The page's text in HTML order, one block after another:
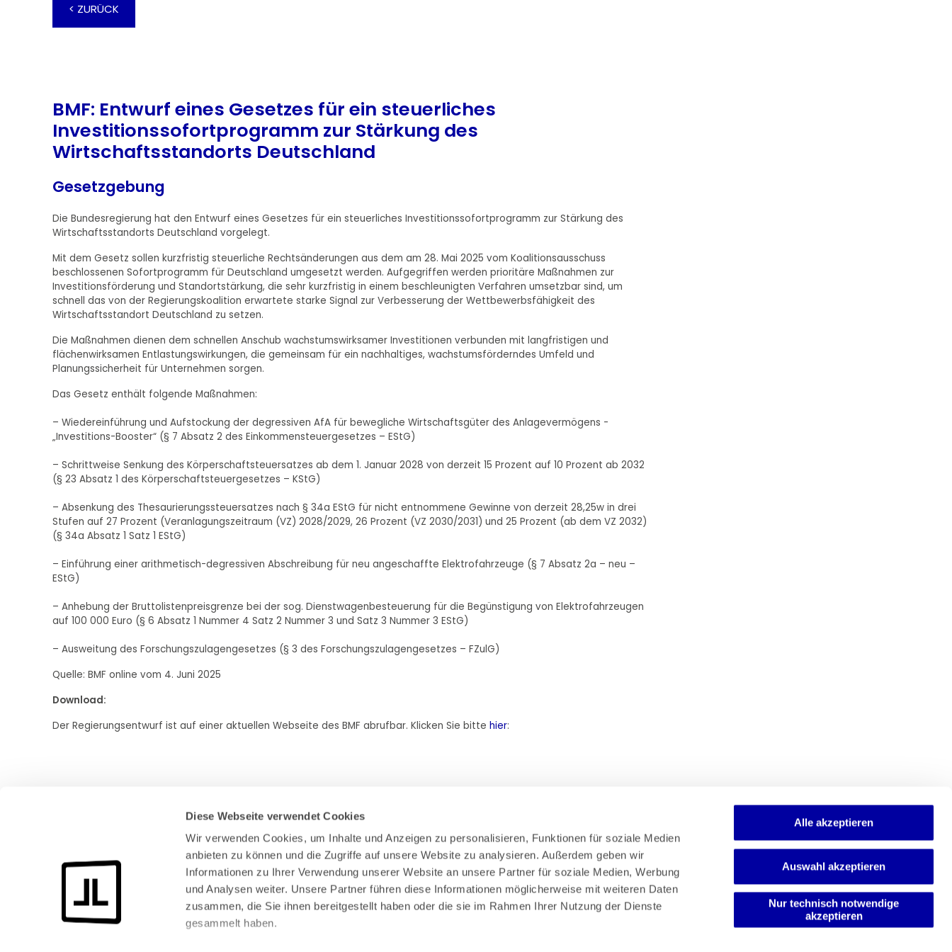
Diese Webseite verwendet Cookies
Wir verwenden Cookies, um Inhalte und Anzeigen zu personalisieren, Funktionen für soziale Medien
anbieten zu können und die Zugriffe auf unsere Website zu analysieren. Außerdem geben wir
Informationen zu Ihrer Verwendung unserer Website an unsere Partner für soziale Medien, Werbung
und Analysen weiter. Unsere Partner führen diese Informationen möglicherweise mit weiteren Daten
zusammen, die Sie ihnen bereitgestellt haben oder die sie im Rahmen Ihrer Nutzung der Dienste
gesammelt haben.
Alle akzeptieren
Auswahl akzeptieren
Nur technisch notwendige
akzeptieren
< ZURÜCK
BMF: Entwurf eines Gesetzes für ein steuerliches
Investitionssofortprogramm zur Stärkung des
Wirtschaftsstandorts Deutschland
Gesetzgebung
Die Bundesregierung hat den Entwurf eines Gesetzes für ein steuerliches Investitionssofortprogramm zur Stärkung des
Wirtschaftsstandorts Deutschland vorgelegt.
Mit dem Gesetz sollen kurzfristig steuerliche Rechtsänderungen aus dem am 28. Mai 2025 vom Koalitionsausschuss
beschlossenen Sofortprogramm für Deutschland umgesetzt werden. Aufgegriffen werden prioritäre Maßnahmen zur
Investitionsförderung und Standortstärkung, die sehr kurzfristig in einem beschleunigten Verfahren umsetzbar sind, um
schnell das von der Regierungskoalition erwartete starke Signal zur Verbesserung der Wettbewerbsfähigkeit des
Wirtschaftsstandort Deutschland zu setzen.
Die Maßnahmen dienen dem schnellen Anschub wachstumswirksamer Investitionen verbunden mit langfristigen und
flächenwirksamen Entlastungswirkungen, die gemeinsam für ein nachhaltiges, wachstumsförderndes Umfeld und
Planungssicherheit für Unternehmen sorgen.
Das Gesetz enthält folgende Maßnahmen:
– Wiedereinführung und Aufstockung der degressiven AfA für bewegliche Wirtschaftsgüter des Anlagevermögens -
„Investitions-Booster“ (§ 7 Absatz 2 des Einkommensteuergesetzes – EStG)
– Schrittweise Senkung des Körperschaftsteuersatzes ab dem 1. Januar 2028 von derzeit 15 Prozent auf 10 Prozent ab 2032
(§ 23 Absatz 1 des Körperschaftsteuergesetzes – KStG)
– Absenkung des Thesaurierungssteuersatzes nach § 34a EStG für nicht entnommene Gewinne von derzeit 28,25w in drei
Stufen auf 27 Prozent (Veranlagungszeitraum (VZ) 2028/2029, 26 Prozent (VZ 2030/2031) und 25 Prozent (ab dem VZ 2032)
(§ 34a Absatz 1 Satz 1 EStG)
– Einführung einer arithmetisch-degressiven Abschreibung für neu angeschaffte Elektrofahrzeuge (§ 7 Absatz 2a – neu –
EStG)
– Anhebung der Bruttolistenpreisgrenze bei der sog. Dienstwagenbesteuerung für die Begünstigung von Elektrofahrzeugen
auf 100 000 Euro (§ 6 Absatz 1 Nummer 4 Satz 2 Nummer 3 und Satz 3 Nummer 3 EStG)
– Ausweitung des Forschungszulagengesetzes (§ 3 des Forschungszulagengesetzes – FZulG)
Quelle: BMF online vom 4. Juni 2025
Download:
Der Regierungsentwurf ist auf einer aktuellen Webseite des BMF abrufbar. Klicken Sie bitte hier:
Bundeskanzlerplatz 2
53113 Bonn
Zahlung & Versand
Rücksendungen/Widerrufsbelehrung
Muster Widerrufsformular (PDF)
Newsletter
Mediadaten
Media-Center